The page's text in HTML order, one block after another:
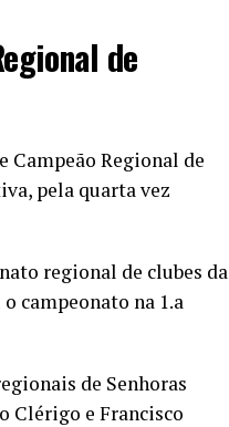
de
Campeão Regional de
pela quarta vez
regional de clubes da
campeonato na 1.a
de Senhoras
Clérigo e Francisco